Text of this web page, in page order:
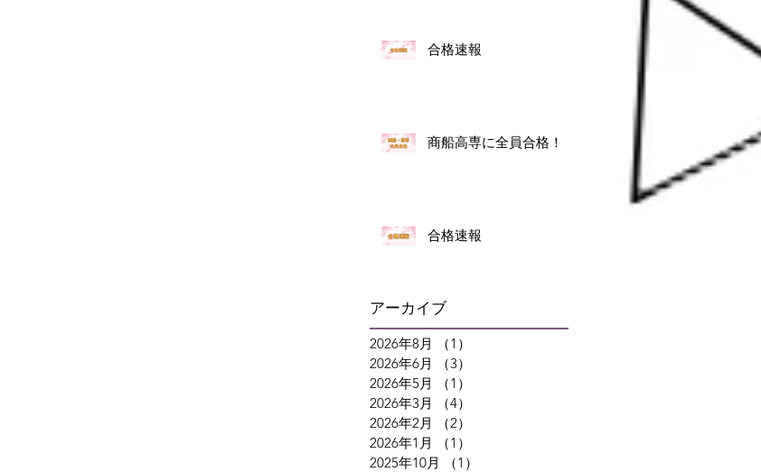
合格速報
商船高専に全員合格！
合格速報
アーカイブ
2026年8月 （1）
2026年6月
（3）
2026年5月
（1）
2026年3月
（4）
2026年2月
（2）
2026年1月
（1）
2025年10月
（1）